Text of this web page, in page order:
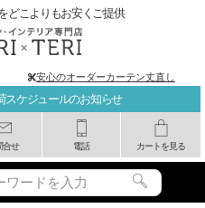
スケジュールのお知らせ
合せ 電話 カートを見る
どこよりもお安くご提供
安心のオーダーカーテン丈直し